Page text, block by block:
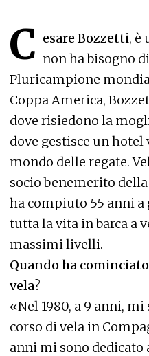
C esare Bozzetti, è
non ha bisogno
Pluricampione
Coppa America,
dove risiedono la
dove gestisce un
mondo delle regate.
socio benemerito
ha compiuto 55 anni a
tutta la vita in barca a
massimi livelli.
Quando ha
vela?
«Nel 1980, a 9 anni,
corso di vela in
anni mi sono dedicato